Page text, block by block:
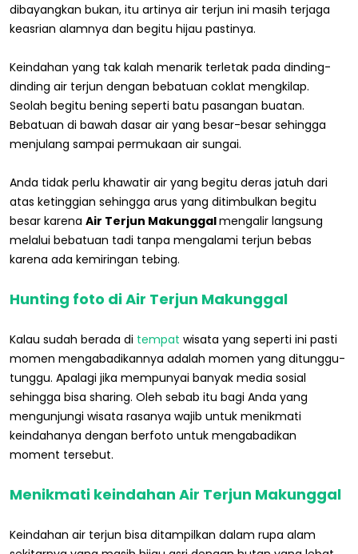
dibayangkan bukan, itu artinya air terjun ini masih terjaga
keasrian alamnya dan begitu hijau pastinya.
Keindahan yang tak kalah menarik terletak pada dinding-
dinding air terjun dengan bebatuan coklat mengkilap.
Seolah begitu bening seperti batu pasangan buatan.
Bebatuan di bawah dasar air yang besar-besar sehingga
menjulang sampai permukaan air sungai.
Anda tidak perlu khawatir air yang begitu deras jatuh dari
atas ketinggian sehingga arus yang ditimbulkan begitu
besar karena Air Terjun Makunggalmengalir langsung
melalui bebatuan tadi tanpa mengalami terjun bebas
karena ada kemiringan tebing.
Hunting foto di Air Terjun Makunggal
Kalau sudah berada di tempat wisata yang seperti ini pasti
momen mengabadikannya adalah momen yang ditunggu-
tunggu. Apalagi jika mempunyai banyak media sosial
sehingga bisa sharing. Oleh sebab itu bagi Anda yang
mengunjungi wisata rasanya wajib untuk menikmati
keindahanya dengan berfoto untuk mengabadikan
moment tersebut.
Menikmati keindahan Air Terjun Makunggal
Keindahan air terjun bisa ditampilkan dalam rupa alam